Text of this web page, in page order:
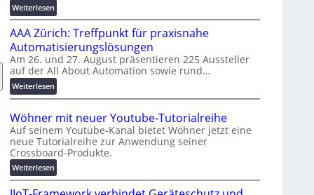
Weiterlesen:
K
M
U
i
n
d
e
K
o
s
t
e
n
AAA Zürich: Treffpunkt für praxisnahe
Automatisierungslösungen
Am 26. und 27. August präsentieren 225 Aussteller
auf der All About Automation sowie rund…
Weiterlesen:
A
A
Z
ü
r
i
Wöhner mit neuer Youtube-Tutorialreihe
Auf seinem Youtube-Kanal bietet Wöhner jetzt eine
neue Tutorialreihe zur Anwendung seiner
Crossboard-Produkte.
Weiterlesen:
W
ö